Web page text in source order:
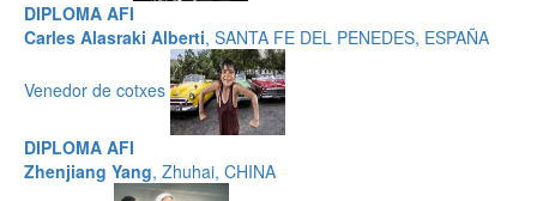
DIPLOMA AFI
Carles Alasraki Alberti, SANTA FE DEL PENEDES, ESPAÑA
Venedor de cotxes
DIPLOMA AFI
Zhenjiang Yang, Zhuhai, CHINA